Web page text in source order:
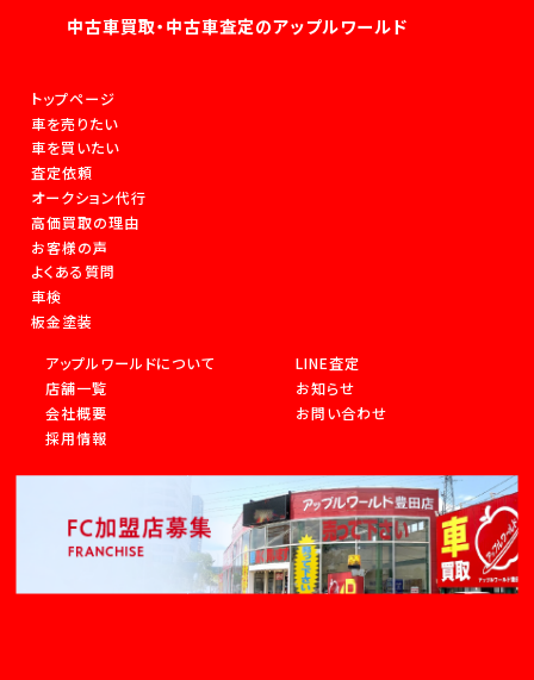
中古車買取・中古車査定のアップルワールド
トップページ
車を売りたい
車を買いたい
査定依頼
オークション代行
高価買取の理由
お客様の声
よくある質問
車検
板金塗装
アップルワールドについて
店舗一覧
会社概要
採用情報
LINE査定
お知らせ
お問い合わせ